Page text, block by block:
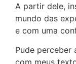
A partir dele,
mundo das
e com uma
Pude perceber
com meus